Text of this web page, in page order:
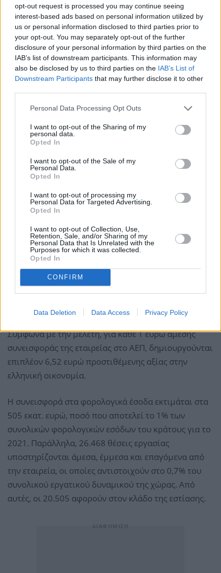
opt-out request is processed you may continue seeing
interest-based ads based on personal information utilized by
us or personal information disclosed to third parties prior to
your opt-out. You may separately opt-out of the further
disclosure of your personal information by third parties on the
IAB’s list of downstream participants. This information may
also be disclosed by us to third parties on the IAB’s List of
Downstream Participants that may further disclose it to other
Personal Data Processing Opt Outs
I want to opt-out of the Sharing of my
personal data.
Opted In
I want to opt-out of the Sale of my
Personal Data.
Opted In
I want to opt-out of processing my
Personal Data for Targeted Advertising.
Opted In
I want to opt-out of Collection, Use,
Retention, Sale, and/or Sharing of my
Personal Data that Is Unrelated with the
Purposes for which it was collected.
Opted In
CONFIRM
Data Deletion Data Access Privacy Policy
Σύμφωνα με τα ευρήματα μελέτης κοινωνικού και
Ζυθοποιίας το 2021, η συνολική προστιθέμενη αξία
των δραστηριοτήτων της ανέρχεται στα 686 εκατ.
ευρώ, η οποία αντιστοιχεί στο 0,4% του ΑΕΠ της
χώρας. Μάλιστα, συγκριτικά με την προηγούμενη
μελέτη του 2017, η Αθηναϊκή Ζυθοποιία, αύξησε
κατά 66 εκατ. ευρώ τη συνολική συνεισφορά της στο
ΑΕΠ, υποστηρίζοντας το εισόδημα 68.817 πολιτών.
Σύμφωνα με την μελέτη, για κάθε 1 ευρώ άμεσης
συνεισφοράς της εταιρείας στο ΑΕΠ, δημιουργούνται
επιπλέον 6,52 ευρώ προστιθέμενης αξίας στην
ελληνική οικονομία.
Η συνεισφορά στα φορολογικά έσοδα εκτιμάται στα
505 εκατ. ευρώ, ποσό που αποτελεί το 1% των
συνολικών φορολογικών εσόδων του κράτους για το
2021. Παράλληλα, 26.468 θέσεις εργασίας
υποστηρίζονται άμεσα, έμμεσα και επαγόμενα από
την εταιρεία, οι οποίες αντιστοιχούν στο 0,7% του
συνολικού εργατικού δυναμικού της χώρας. Από
αυτές, οι 20.505 αφορούν στον κλάδο της εστίασης.